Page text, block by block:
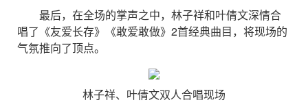
最后，在全场的掌声之中，林子祥和叶倩文深情合
唱了《友爱长存》《敢爱敢做》2首经典曲目，将现场的
气氛推向了顶点。
林子祥、叶倩文双人合唱现场